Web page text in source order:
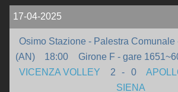
17-04-2025
Osimo Stazione - Palestra Comunale
(AN)
18:00 Girone F - gare
VICENZA VOLLEY
2 - 0
SIENA